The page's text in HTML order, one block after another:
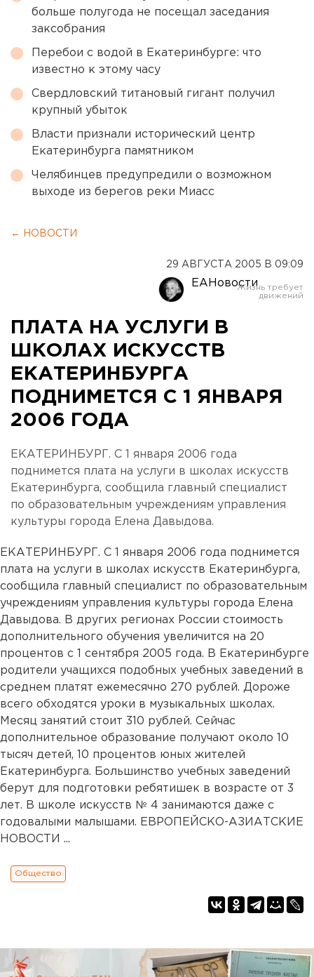
больше полугода не посещал заседания
заксобрания
Перебои с водой в Екатеринбурге: что
известно к этому часу
Свердловский титановый гигант получил
крупный убыток
Власти признали исторический центр
Екатеринбурга памятником
Челябинцев предупредили о возможном
выходе из берегов реки Миасс
← НОВОСТИ
29 АВГУСТА 2005 В 09:09
ЕАНовости
ПЛАТА НА УСЛУГИ В
ШКОЛАХ ИСКУССТВ
ЕКАТЕРИНБУРГА
ПОДНИМЕТСЯ С 1 ЯНВАРЯ
2006 ГОДА
ЕКАТЕРИНБУРГ. С 1 января 2006 года
поднимется плата на услуги в школах искусств
Екатеринбурга, сообщила главный специалист
по образовательным учреждениям управления
культуры города Елена Давыдова.
ЕКАТЕРИНБУРГ. С 1 января 2006 года поднимется
плата на услуги в школах искусств Екатеринбурга,
сообщила главный специалист по образовательным
учреждениям управления культуры города Елена
Давыдова. В других регионах России стоимость
дополнительного обучения увеличится на 20
процентов с 1 сентября 2005 года. В Екатеринбурге
родители учащихся подобных учебных заведений в
среднем платят ежемесячно 270 рублей. Дороже
всего обходятся уроки в музыкальных школах.
Месяц занятий стоит 310 рублей. Сейчас
дополнительное образование получают около 10
тысяч детей, 10 процентов юных жителей
Екатеринбурга. Большинство учебных заведений
берут для подготовки ребятишек в возрасте от 3
лет. В школе искусств № 4 занимаются даже с
годовалыми малышами. ЕВРОПЕЙСКО-АЗИАТСКИЕ
НОВОСТИ ...
Общество